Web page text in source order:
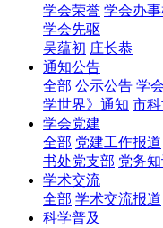
学会荣誉 学会办事
学会先驱
吴蕴初 庄长恭
通知公告
全部 公示公告 学
学世界》通知 市
学会党建
全部 党建工作报道
书处党支部 党务
学术交流
全部 学术交流报道
科学普及